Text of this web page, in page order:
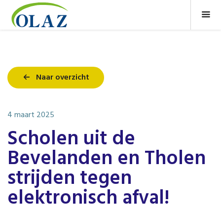
Naar overzicht
4 maart 2025
Scholen uit de
Bevelanden en Tholen
strijden tegen
elektronisch afval!